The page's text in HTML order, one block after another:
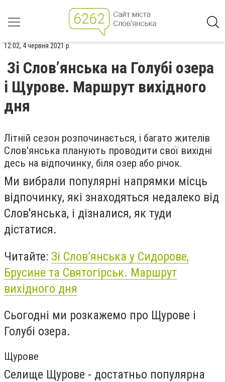
12:02, 4 червня 2021 р.
Зі Слов’янська на Голубі озера
і Щурове. Маршрут вихідного
дня
Літній сезон розпочинається, і багато жителів
Слов'янська планують проводити свої вихідні
десь на відпочинку, біля озер або річок.
Ми вибрали популярні напрямки місць
відпочинку, які знаходяться недалеко від
Слов'янська, і дізналися, як туди
дістатися.
Читайте: Зі Слов’янська у Сидорове,
Брусине та Святогірськ. Маршрут
вихідного дня
Сьогодні ми розкажемо про Щурове і
Голубі озера.
Щурове
Селище Щурове - достатньо популярна